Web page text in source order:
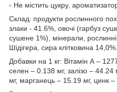
- Не містить цукру,
Склад: продукти рослинного
злаки - 41.6%, овочі (гарбуз
сушене 1%), мінерали, рослинні
Шідігера, сира клітковина 14,0%.
Добавки на 1 кг: Вітамін А –
селен – 0.138 мг, залізо –
мг, марганець – 15.19 мг, цинк –